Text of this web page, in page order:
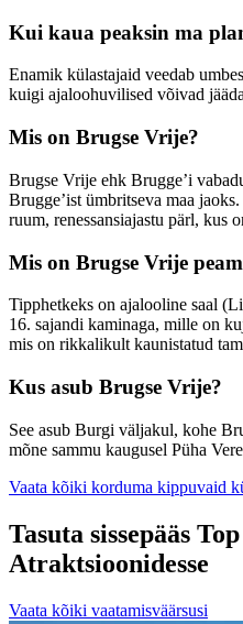
Kui kaua peaksin ma
Enamik külastajaid veedab
kuigi ajaloohuvilised võivad
Mis on Brugse Vrije?
Brugse Vrije ehk Brugge’i
Brugge’ist ümbritseva maa
ruum, renessansiajastu pärl, kus
Mis on Brugse Vrije
Tipphetkeks on ajalooline saal
16. sajandi kaminaga, mille on
mis on rikkalikult kaunistatud
Kus asub Brugse Vrije?
See asub Burgi väljakul, kohe
mõne sammu kaugusel Püha
Vaata kõiki korduma kippuvaid
Tasuta sissepääs
Atraktsioonidesse
Vaata kõiki vaatamisväärsusi